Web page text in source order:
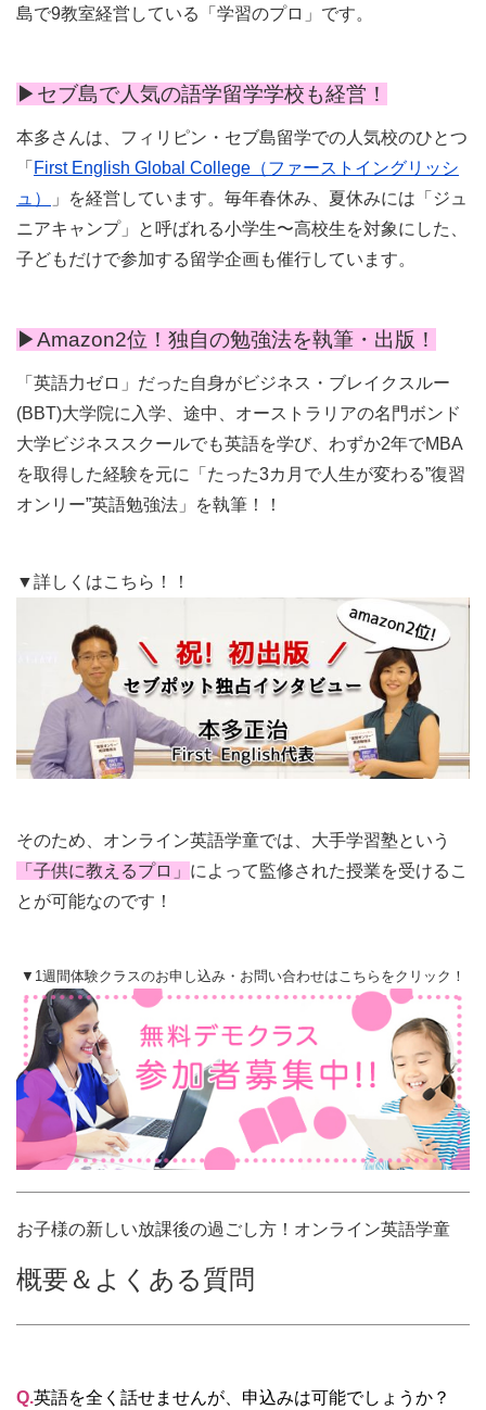
島で9教室経営している「学習のプロ」です。
▶︎セブ島で人気の語学留学学校も経営！
本多さんは、フィリピン・セブ島留学での人気校のひとつ
「 First English Global College（ファーストイングリッシ
ュ）
」を経営しています。毎年春休み、夏休みには「ジュ
ニアキャンプ」と呼ばれる小学生〜高校生を対象にした、
子どもだけで参加する留学企画も催行しています。
▶︎Amazon2位！独自の勉強法を執筆・出版！
「英語力ゼロ」だった自身がビジネス・ブレイクスルー
(BBT)大学院に入学、途中、オーストラリアの名門ボンド
大学ビジネススクールでも英語を学び、わずか2年でMBA
を取得した経験を元に「 たった3カ月で人生が変わる”復習
オンリー”英語勉強法」を執筆！！
▼詳しくはこちら！！
そのため、オンライン英語学童では、大手学習塾という
「子供に教えるプロ」 によって監修された授業を受けるこ
とが可能なのです！
▼1週間体験クラスのお申し込み・お問い合わせはこちらをクリック！
お子様の新しい放課後の過ごし方！オンライン英語学童
概要＆よくある質問
Q.英語を全く話せませんが、申込みは可能でしょうか？